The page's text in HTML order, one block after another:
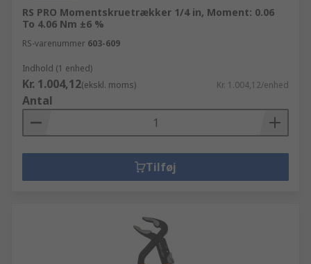
RS PRO Momentskruetrækker 1/4 in, Moment: 0.06
To 4.06 Nm ±6 %
RS-varenummer 603-609
Indhold (1 enhed)
Kr. 1.004,12(ekskl. moms) Kr. 1.004,12/enhed
Antal
Tilføj